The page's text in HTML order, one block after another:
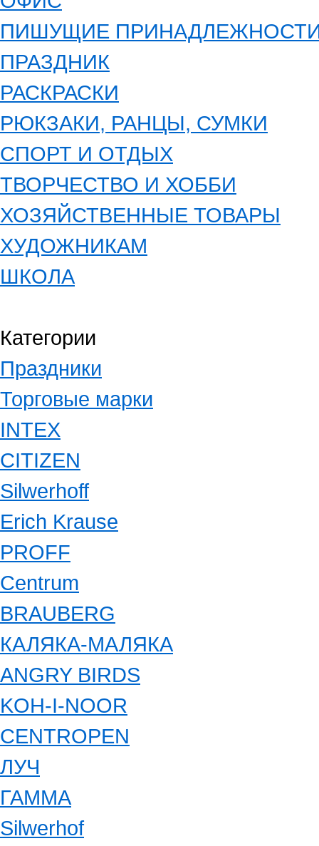
ПИШУЩИЕ
ПРАЗДНИК
РАСКРАСКИ
РЮКЗАКИ, РАНЦЫ, СУМКИ
СПОРТ И ОТДЫХ
ТВОРЧЕСТВО И ХОББИ
ХОЗЯЙСТВЕННЫЕ ТОВАРЫ
ХУДОЖНИКАМ
ШКОЛА
Категории
Праздники
Торговые марки
INTEX
CITIZEN
Silwerhoff
Erich Krause
PROFF
Centrum
BRAUBERG
КАЛЯКА-МАЛЯКА
ANGRY BIRDS
KOH-I-NOOR
CENTROPEN
ЛУЧ
ГАММА
Silwerhof